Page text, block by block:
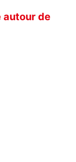
autour de